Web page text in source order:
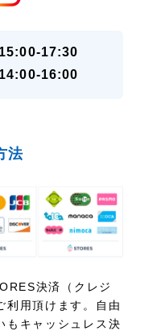
17:30
16:00
法
決済（クレジ
利用頂けます。自由
もキャッシュレス決